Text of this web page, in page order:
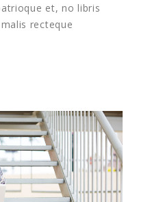
et, no libris
recteque